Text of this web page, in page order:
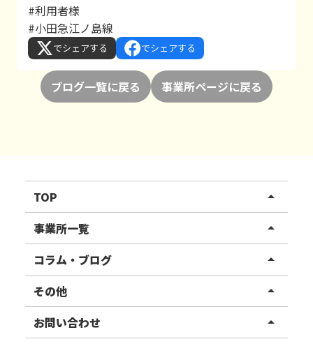
#利用者様
#小田急江ノ島線
でシェアする でシェアする
ブログ一覧に戻る 事業所ページに戻る
TOP arrow_drop_up
リハスワーク
リハスファーム
事業所一覧 arrow_drop_up
関東エリア
東北エリア
甲信越エリア
コラム・ブログ arrow_drop_up
事業所ブログ
ご利用者様の声
その他 arrow_drop_up
お知らせ
お問い合わせ arrow_drop_up